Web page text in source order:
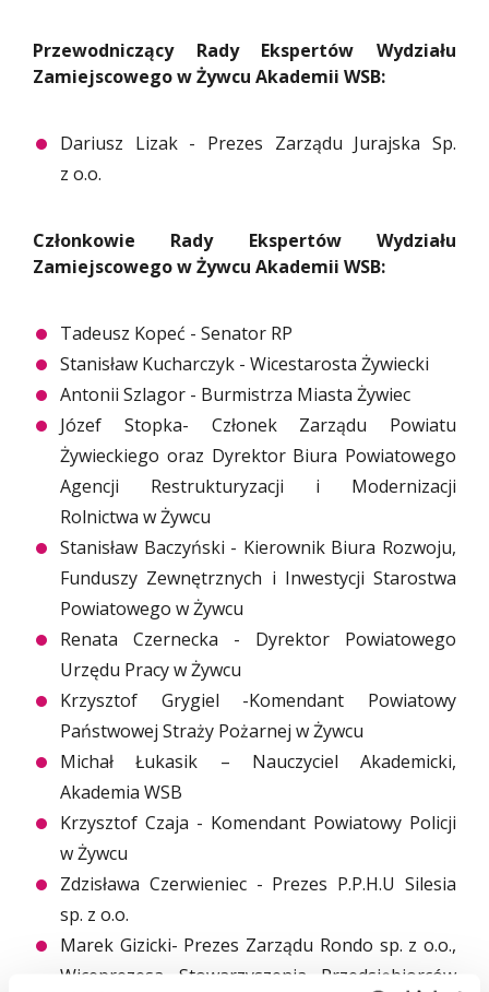
Przewodniczący Rady Ekspertów Wydziału
Zamiejscowego w Żywcu Akademii WSB:
Dariusz Lizak - Prezes Zarządu Jurajska Sp.
z o.o.
Członkowie Rady Ekspertów Wydziału
Zamiejscowego w Żywcu Akademii WSB:
Tadeusz Kopeć - Senator RP
Stanisław Kucharczyk - Wicestarosta Żywiecki
Antonii Szlagor - Burmistrza Miasta Żywiec
Józef Stopka- Członek Zarządu Powiatu
Żywieckiego oraz Dyrektor Biura Powiatowego
Agencji Restrukturyzacji i Modernizacji
Rolnictwa w Żywcu
Stanisław Baczyński - Kierownik Biura Rozwoju,
Funduszy Zewnętrznych i Inwestycji Starostwa
Powiatowego w Żywcu
Renata Czernecka - Dyrektor Powiatowego
Urzędu Pracy w Żywcu
Krzysztof Grygiel -Komendant Powiatowy
Państwowej Straży Pożarnej w Żywcu
Michał Łukasik – Nauczyciel Akademicki,
Akademia WSB
Krzysztof Czaja - Komendant Powiatowy Policji
w Żywcu
Zdzisława Czerwieniec - Prezes P.P.H.U Silesia
sp. z o.o.
Marek Gizicki- Prezes Zarządu Rondo sp. z o.o.,
Wiceprezesa Stowarzyszenia Przedsiębiorców